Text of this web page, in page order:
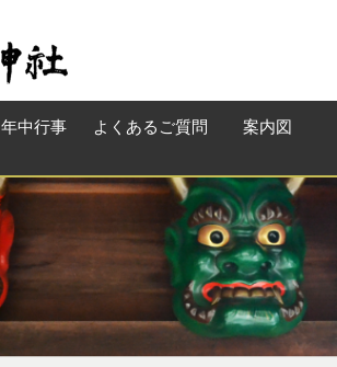
年中行事 よくある ご質問 案内図